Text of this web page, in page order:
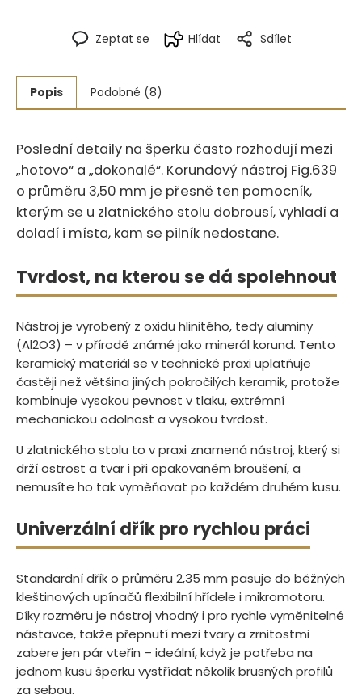
Zeptat se Hlídat Sdílet
Popis Podobné (8)
Poslední detaily na šperku často rozhodují mezi
„hotovo“ a „dokonalé“.‍​‍​​​‌‌‌​​‌‌‌‌​‌​‌​​​‌​​‌​​‌​​‌​‌​ Korundový nástroj Fig.639
o průměru 3,50 mm je přesně ten pomocník,
kterým se u zlatnického stolu dobrousí, vyhladí a
doladí i místa, kam se pilník nedostane.
Tvrdost, na kterou se dá spolehnout
Nástroj je vyrobený z oxidu hlinitého, tedy aluminy
(Al2O3) – v přírodě známé jako minerál korund. Tento
keramický materiál se v technické praxi uplatňuje
častěji než většina jiných pokročilých keramik, protože
kombinuje vysokou pevnost v tlaku, extrémní
mechanickou odolnost a vysokou tvrdost.
U zlatnického stolu to v praxi znamená nástroj, který si
drží ostrost a tvar i při opakovaném broušení, a
nemusíte ho tak vyměňovat po každém druhém kusu.
Univerzální dřík pro rychlou práci
Standardní dřík o průměru 2,35 mm pasuje do běžných
kleštinových upínačů flexibilní hřídele i mikromotoru.
Díky rozměru je nástroj vhodný i pro rychle vyměnitelné
nástavce, takže přepnutí mezi tvary a zrnitostmi
zabere jen pár vteřin – ideální, když je potřeba na
jednom kusu šperku vystřídat několik brusných profilů
za sebou.